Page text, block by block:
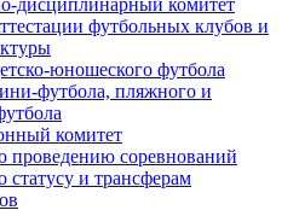
дисциплинарный комитет
футбольных клубов и
юношеского футбола
футбола, пляжного и
комитет
проведению соревнований
статусу и трансферам